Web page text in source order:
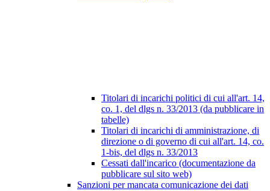
Titolari di incarichi politici di cui all'art. 14,
co. 1, del dlgs n. 33/2013 (da pubblicare in
tabelle)
Titolari di incarichi di amministrazione, di
direzione o di governo di cui all'art. 14, co.
1-bis, del dlgs n. 33/2013
Cessati dall'incarico (documentazione da
pubblicare sul sito web)
Sanzioni per mancata comunicazione dei dati